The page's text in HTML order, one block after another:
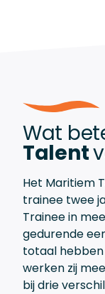
Wat
Talent
Het Maritiem
trainee twee
Trainee in
gedurende
totaal
werken zij
bij drie